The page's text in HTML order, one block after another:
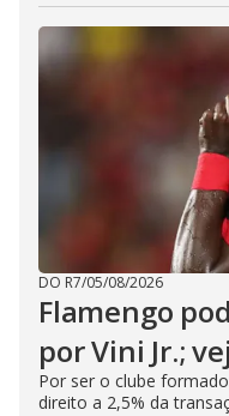
DO R7/05/08/2026
Flamengo
por Vini Jr.;
Por ser o clube
direito a 2,5% da